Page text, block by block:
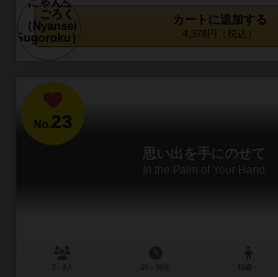
カートに追加する
4,378円（税込）
No.23
思い出を手にのせて
In the Palm of Your Hand